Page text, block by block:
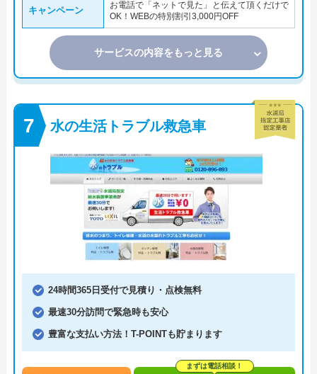
キャンペーン
お電話で「ネットで見た」と伝えて頂くだけで
OK！WEBの特別割引3,000円OFF
サービスの内容をもっと見る
水の生活トラブル救急車
24時間365日受付で見積り・点検無料
最速30分訪問で緊急時も安心
豊富な支払い方法！T-POINTも貯まります
まずは電話相談！